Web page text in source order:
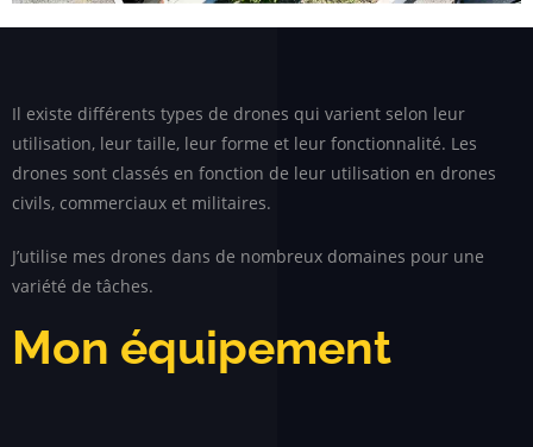
Mon équipement
Il existe différents types de drones qui varient selon leur
utilisation, leur taille, leur forme et leur fonctionnalité. Les
drones sont classés en fonction de leur utilisation en drones
civils, commerciaux et militaires.
J’utilise mes drones dans de nombreux domaines pour une
variété de tâches.